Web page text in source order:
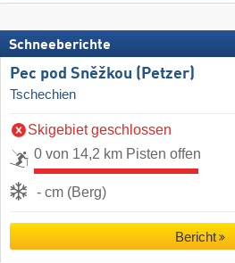
Schneeberichte
Pec pod Sněžkou (Petzer)
Tschechien
Skigebiet geschlossen
0 von 14,2 km Pisten offen
- cm (Berg)
Bericht